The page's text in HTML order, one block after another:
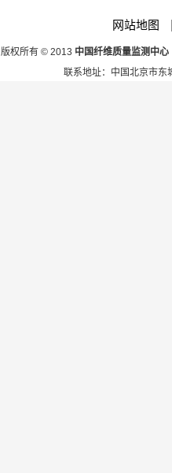
网站地图
版权所有 © 2013 中国纤维质量监测中心
联系地址：中国北京市东